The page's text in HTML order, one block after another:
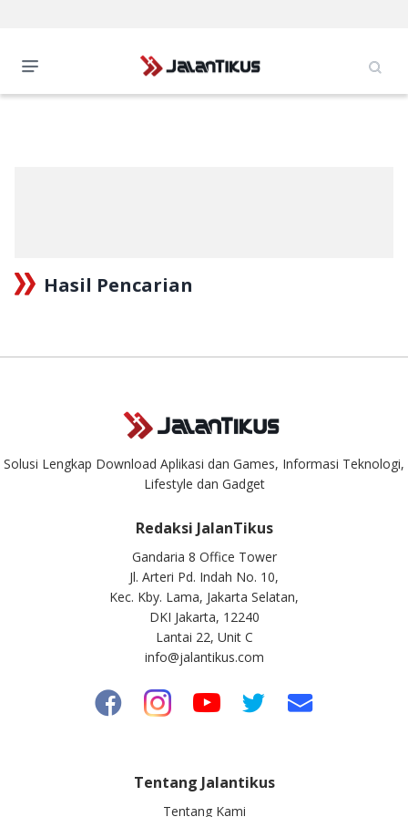
Hasil Pencarian
Solusi Lengkap Download Aplikasi dan Games, Informasi Teknologi,
Lifestyle dan Gadget
Redaksi JalanTikus
Gandaria 8 Office Tower
Jl. Arteri Pd. Indah No. 10,
Kec. Kby. Lama, Jakarta Selatan,
DKI Jakarta, 12240
Lantai 22, Unit C
info@jalantikus.com
Tentang Jalantikus
Tentang Kami